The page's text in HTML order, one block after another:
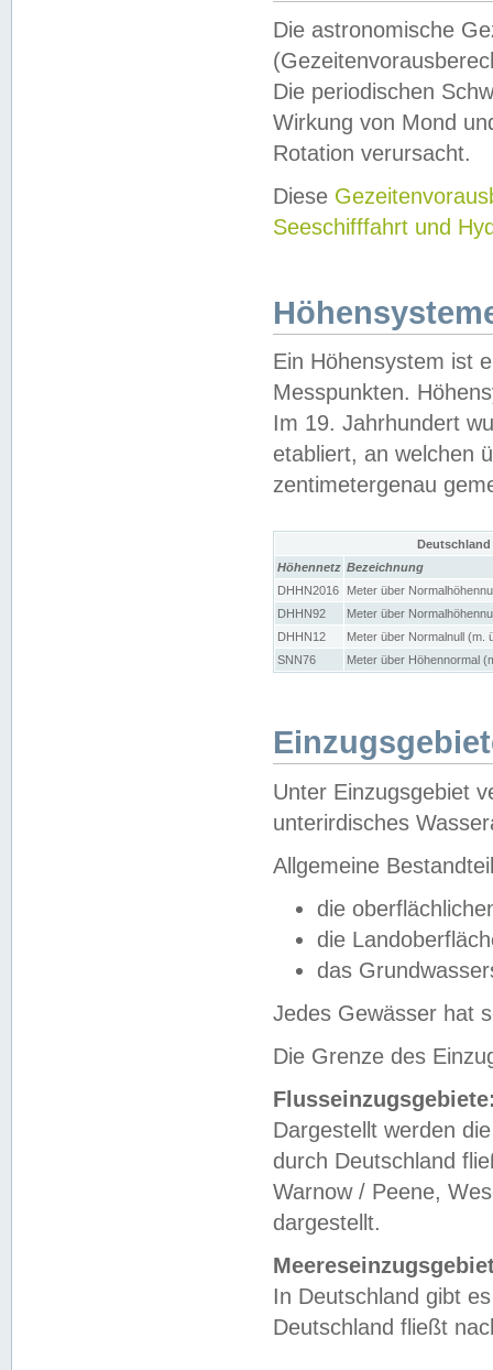
Die astronomische
Die periodischen
Wirkung von Mond
Rotation verursacht.
Diese
Seeschifffahrt und
Ein Höhensystem ist
Messpunkten.
Im 19. Jahrhundert
etabliert, an welchen
zentimetergenau
Höhennetz Bezeichnung
DHHN2016
Meter über
DHHN92
Meter über
DHHN12
Meter über Normalnull (m.
SNN76
Meter über Höhennormal
Unter Einzugsgebiet
unterirdisches
Allgemeine
die
die
das
Jedes Gewässer hat
Die Grenze des
Dargestellt werden
durch Deutschland
Warnow / Peene,
dargestellt.
In Deutschland gibt
Deutschland fließt